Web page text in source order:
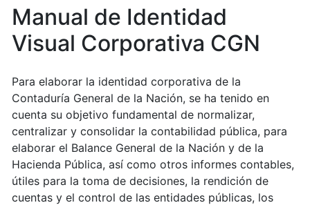
Manual de Identidad
Visual Corporativa CGN
Para elaborar la identidad corporativa de la
Contaduría General de la Nación, se ha tenido en
cuenta su objetivo fundamental de normalizar,
centralizar y consolidar la contabilidad pública, para
elaborar el Balance General de la Nación y de la
Hacienda Pública, así como otros informes contables,
útiles para la toma de decisiones, la rendición de
cuentas y el control de las entidades públicas, los